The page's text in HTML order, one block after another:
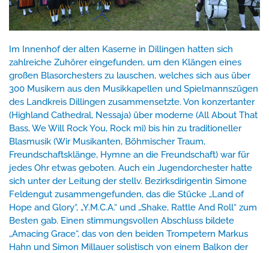
Im Innenhof der alten Kaserne in Dillingen hatten sich
zahlreiche Zuhörer eingefunden, um den Klängen eines
großen Blasorchesters zu lauschen, welches sich aus über
300 Musikern aus den Musikkapellen und Spielmannszügen
des Landkreis Dillingen zusammensetzte. Von konzertanter
(Highland Cathedral, Nessaja) über moderne (All About That
Bass, We Will Rock You, Rock mi) bis hin zu traditioneller
Blasmusik (Wir Musikanten, Böhmischer Traum,
Freundschaftsklänge, Hymne an die Freundschaft) war für
jedes Ohr etwas geboten. Auch ein Jugendorchester hatte
sich unter der Leitung der stellv. Bezirksdirigentin Simone
Feldengut zusammengefunden, das die Stücke „Land of
Hope and Glory“, „Y.M.C.A.“ und „Shake, Rattle And Roll“ zum
Besten gab. Einen stimmungsvollen Abschluss bildete
„Amacing Grace“, das von den beiden Trompetern Markus
Hahn und Simon Millauer solistisch von einem Balkon der